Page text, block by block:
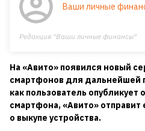
Ваши личные
Редакция "Ваши личные финансы"
На «Авито» появился новый
смартфонов для дальнейшей
как пользователь
смартфона, «Авито»
о выкупе устройства.